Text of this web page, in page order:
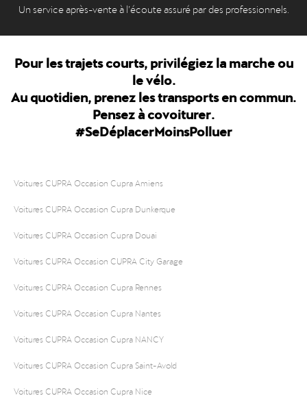
Un service après-vente à l’écoute assuré par des professionnels.
Pour les trajets courts, privilégiez la marche ou
le vélo.
Au quotidien, prenez les transports en commun.
Pensez à covoiturer.
#SeDéplacerMoinsPolluer
Voitures CUPRA Occasion Cupra Amiens
Voitures CUPRA Occasion Cupra Dunkerque
Voitures CUPRA Occasion Cupra Douai
Voitures CUPRA Occasion CUPRA City Garage
Voitures CUPRA Occasion Cupra Rennes
Voitures CUPRA Occasion Cupra Nantes
Voitures CUPRA Occasion Cupra NANCY
Voitures CUPRA Occasion Cupra Saint-Avold
Voitures CUPRA Occasion Cupra Nice